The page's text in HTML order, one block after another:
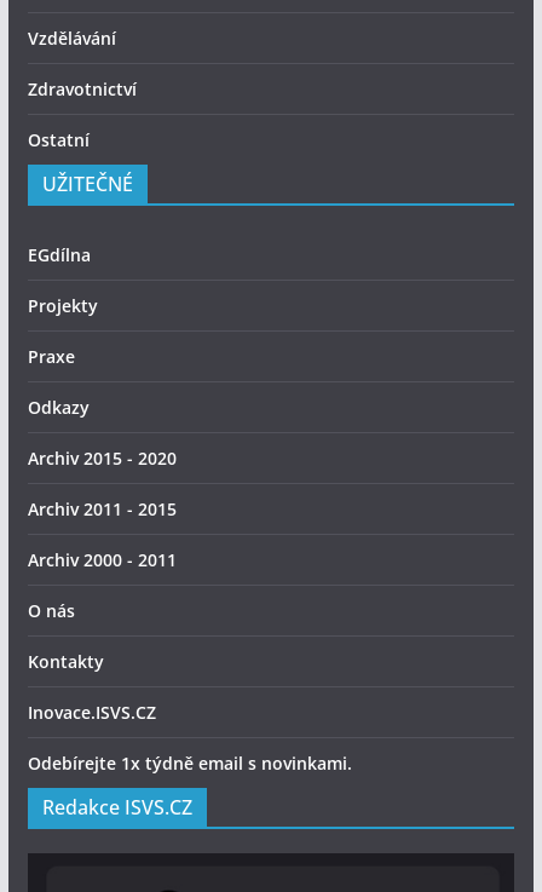
Vzdělávání
Zdravotnictví
Ostatní
UŽITEČNÉ
EGdílna
Projekty
Praxe
Odkazy
Archiv 2015 - 2020
Archiv 2011 - 2015
Archiv 2000 - 2011
O nás
Kontakty
Inovace.ISVS.CZ
Odebírejte 1x týdně email s novinkami.
Redakce ISVS.CZ